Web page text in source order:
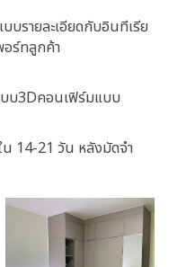
บรายละเอียดกับอินทีเรีย
ร์ทลูกค้า
บบ3Dคอนเฟิร์มแบบ
14-21 วัน หลังมัดจำ